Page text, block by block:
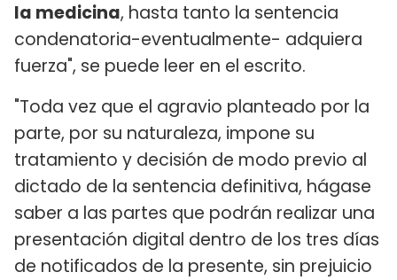
la medicina, hasta tanto la sentencia
condenatoria-eventualmente- adquiera
fuerza", se puede leer en el escrito.
"Toda vez que el agravio planteado por la
parte, por su naturaleza, impone su
tratamiento y decisión de modo previo al
dictado de la sentencia definitiva, hágase
saber a las partes que podrán realizar una
presentación digital dentro de los tres días
de notificados de la presente, sin prejuicio